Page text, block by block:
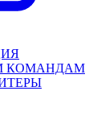
КОМАНДАМ